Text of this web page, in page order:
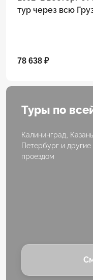
тур через всю
78 638 ₽
Туры по
Калининград,
Петербург и
проездом